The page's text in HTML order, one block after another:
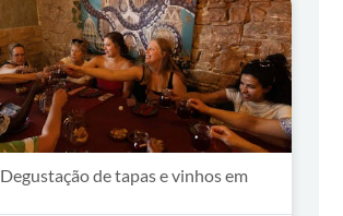
Degustação de tapas e vinhos em